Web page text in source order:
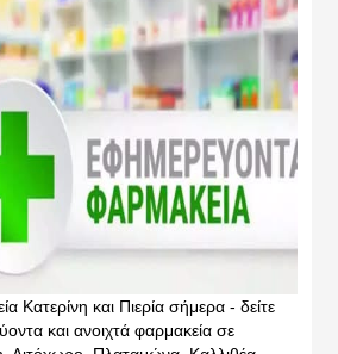
Κατερίνη και Πιερία σήμερα - δείτε
και ανοιχτά φαρμακεία σε